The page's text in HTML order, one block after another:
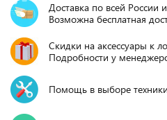
Доставка по всей России
Возможна бесплатная
Скидки на аксессуары к
Подробности у
Помощь в выборе техники